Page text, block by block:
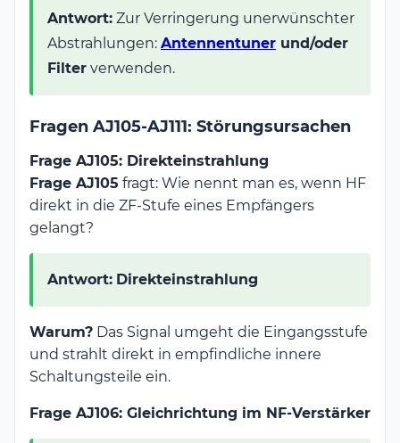
Antwort: Zur Verringerung unerwünschter
Abstrahlungen: Antennentuner und/oder
Filter verwenden.
Fragen AJ105-AJ111: Störungsursachen
Frage AJ105: Direkteinstrahlung
Frage AJ105 fragt: Wie nennt man es, wenn HF
direkt in die ZF-Stufe eines Empfängers
gelangt?
Antwort: Direkteinstrahlung
Warum? Das Signal umgeht die Eingangsstufe
und strahlt direkt in empfindliche innere
Schaltungsteile ein.
Frage AJ106: Gleichrichtung im NF-Verstärker